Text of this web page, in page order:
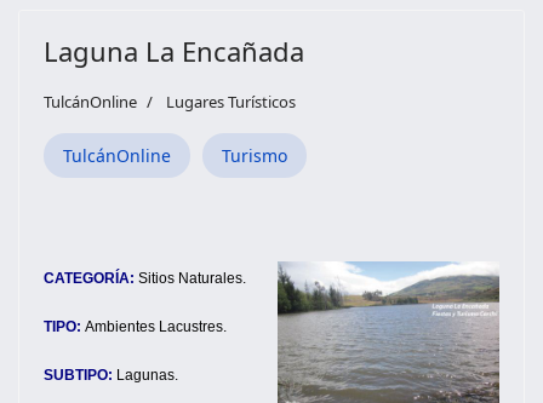
Laguna La Encañada
TulcánOnline Lugares Turísticos
TulcánOnline Turismo
CATEGORÍA: Sitios Naturales.
TIPO: Ambientes Lacustres.
SUBTIPO: Lagunas.